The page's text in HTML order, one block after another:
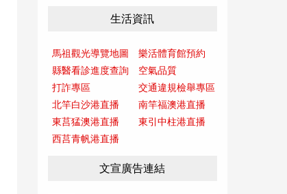
生活資訊
馬祖觀光導覽地圖
樂活體育館預約
縣醫看診進度查詢
空氣品質
打詐專區
交通違規檢舉專區
北竿白沙港直播
南竿福澳港直播
東莒猛澳港直播
東引中柱港直播
西莒青帆港直播
文宣廣告連結